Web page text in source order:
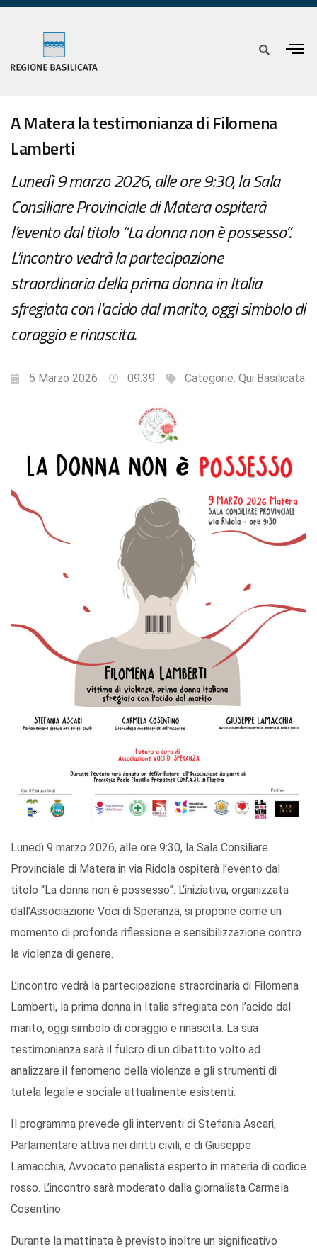
A Matera la testimonianza di Filomena
Lamberti
Lunedì 9 marzo 2026, alle ore 9:30, la Sala
Consiliare Provinciale di Matera ospiterà
l’evento dal titolo “La donna non è possesso”.
L’incontro vedrà la partecipazione
straordinaria della prima donna in Italia
sfregiata con l'acido dal marito, oggi simbolo di
coraggio e rinascita.
5 Marzo 2026 09:39 Categorie: Qui Basilicata
Lunedì 9 marzo 2026, alle ore 9:30, la Sala Consiliare
Provinciale di Matera in via Ridola ospiterà l’evento dal
titolo “La donna non è possesso”. L’iniziativa, organizzata
dall’Associazione Voci di Speranza, si propone come un
momento di profonda riflessione e sensibilizzazione contro
la violenza di genere.
L’incontro vedrà la partecipazione straordinaria di Filomena
Lamberti, la prima donna in Italia sfregiata con l’acido dal
marito, oggi simbolo di coraggio e rinascita. La sua
testimonianza sarà il fulcro di un dibattito volto ad
analizzare il fenomeno della violenza e gli strumenti di
tutela legale e sociale attualmente esistenti.
Il programma prevede gli interventi di Stefania Ascari,
Parlamentare attiva nei diritti civili, e di Giuseppe
Lamacchia, Avvocato penalista esperto in materia di codice
rosso. L’incontro sarà moderato dalla giornalista Carmela
Cosentino.
Durante la mattinata è previsto inoltre un significativo